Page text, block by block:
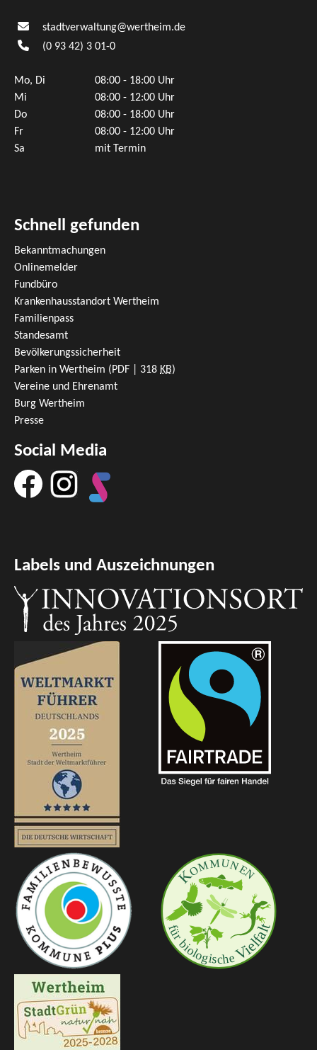
stadtverwaltung@wertheim.de
(0 93 42) 3 01-0
Mo, Di
08:00 - 18:00 Uhr
Mi
08:00 - 12:00 Uhr
Do
08:00 - 18:00 Uhr
Fr
08:00 - 12:00 Uhr
Sa
mit Termin
Schnell gefunden
Bekanntmachungen
Onlinemelder
Fundbüro
Krankenhausstandort Wertheim
Familienpass
Standesamt
Bevölkerungssicherheit
Parken in Wertheim (PDF | 318 KB)
Vereine und Ehrenamt
Burg Wertheim
Presse
Social Media
Labels und Auszeichnungen